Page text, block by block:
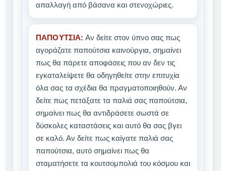
απαλλαγή από βάσανα και στενοχώριες.
ΠΑΠΟΥΤΣΙΑ: Αν δείτε στον ύπνο σας πως
αγοράζατε παπούτσια καινούργια, σημαίνει
πως θα πάρετε αποφάσεις που αν δεν τις
εγκαταλείψετε θα οδηγηθείτε στην επιτυχία
όλα σας τα σχέδια θα πραγματοποιηθούν. Αν
δείτε πως πετάξατε τα παλιά σας παπούτσια,
σημαίνει πως θα αντιδράσετε σωστά σε
δύσκολες καταστάσεις και αυτό θα σας βγει
σε καλό. Αν δείτε πως καίγατε παλιά σας
παπούτσια, αυτό σημαίνει πως θα
σταματήσετε τα κουτσομπολιά του κόσμου και